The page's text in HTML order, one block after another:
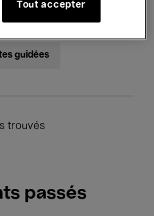
guidées
trouvés
passés
Tout accepter